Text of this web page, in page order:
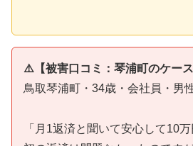
⚠️【被害口コミ：琴浦町のケース
鳥取琴浦町・34歳・会社員・男
「月1返済と聞いて安心して10